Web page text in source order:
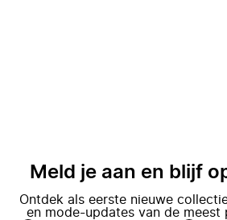
Meld je aan en blijf
Ontdek als eerste nieuwe
en mode-updates van de meest